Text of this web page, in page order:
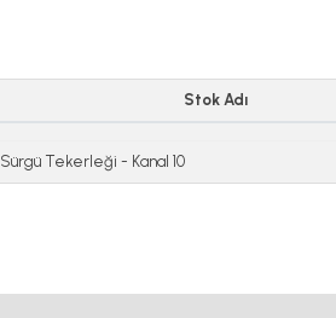
Sürgü Tekerleği - Kanal 10
Stok Adı